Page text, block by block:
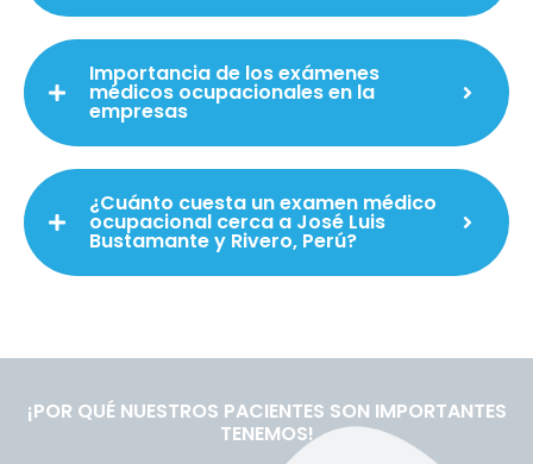
Importancia de los exámenes
médicos ocupacionales en la
empresas
¿Cuánto cuesta un examen médico
ocupacional cerca a José Luis
Bustamante y Rivero, Perú?
¡POR QUÉ NUESTROS PACIENTES SON IMPORTANTES
TENEMOS!